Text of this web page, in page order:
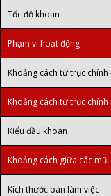
Tốc độ khoan
Phạm vi hoạt động
Khoảng cách từ trục chính
Khoảng cách từ trục
Kiểu đầu khoan
Khoảng cách giữa các mũi
Kích thước bàn làm việc